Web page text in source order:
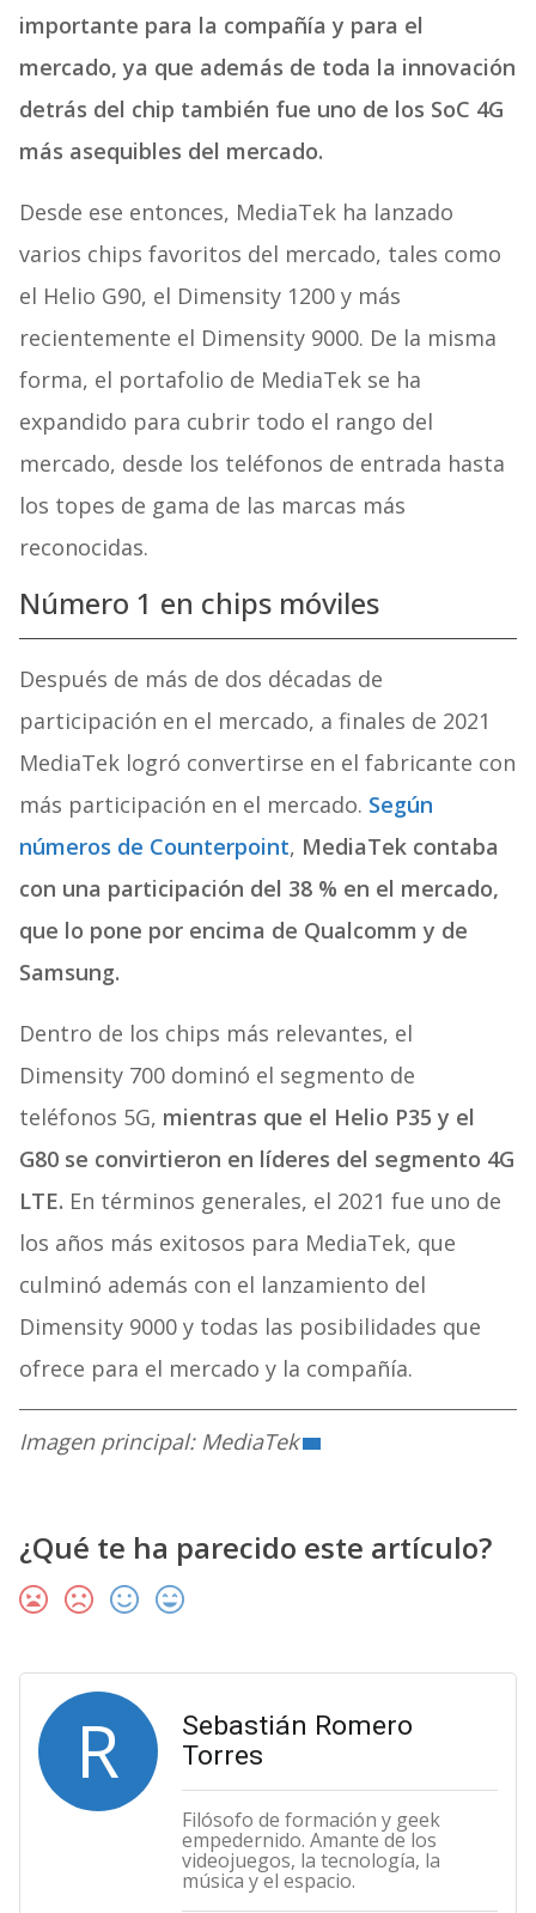
importante para la compañía y para el
mercado, ya que además de toda la innovación
detrás del chip también fue uno de los SoC 4G
más asequibles del mercado.
Desde ese entonces, MediaTek ha lanzado
varios chips favoritos del mercado, tales como
el Helio G90, el Dimensity 1200 y más
recientemente el Dimensity 9000. De la misma
forma, el portafolio de MediaTek se ha
expandido para cubrir todo el rango del
mercado, desde los teléfonos de entrada hasta
los topes de gama de las marcas más
reconocidas.
Número 1 en chips móviles
Después de más de dos décadas de
participación en el mercado, a finales de 2021
MediaTek logró convertirse en el fabricante con
más participación en el mercado. Según
números de Counterpoint, MediaTek contaba
con una participación del 38 % en el mercado,
que lo pone por encima de Qualcomm y de
Samsung.
Dentro de los chips más relevantes, el
Dimensity 700 dominó el segmento de
teléfonos 5G, mientras que el Helio P35 y el
G80 se convirtieron en líderes del segmento 4G
LTE. En términos generales, el 2021 fue uno de
los años más exitosos para MediaTek, que
culminó además con el lanzamiento del
Dimensity 9000 y todas las posibilidades que
ofrece para el mercado y la compañía.
Imagen principal: MediaTek
¿Qué te ha parecido este artículo?
R
Sebastián Romero
Torres
Filósofo de formación y geek
empedernido. Amante de los
videojuegos, la tecnología, la
música y el espacio.